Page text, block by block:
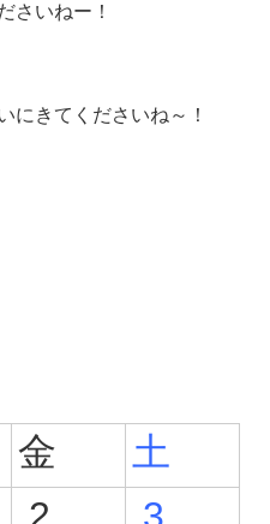
さいねー！
にきてくださいね～！
金
土